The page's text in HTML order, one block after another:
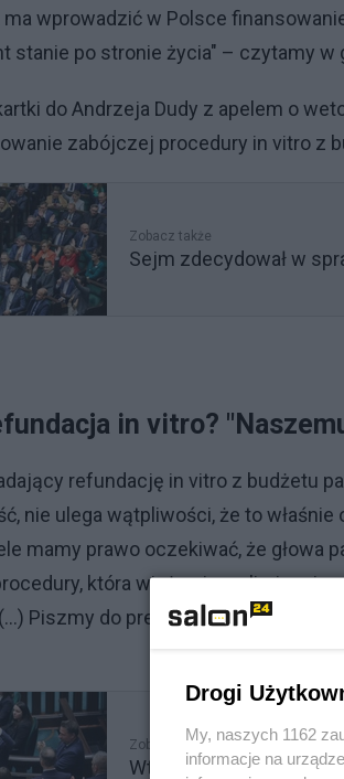
ma wprowadzić w Polsce
stanie po stronie życia" – czytamy w
do Andrzeja Dudy z apelem o
zabójczej procedury in vitro z
Zobacz także
Sejm zdecydował w
in vitro?
refundację in vitro z budżetu
nie ulega wątpliwości, że to
mamy prawo oczekiwać, że głowa
która wiąże się z
Piszmy do prezydenta Andrzeja
Zobacz także
Wtorek w Sejmie.
Drogi
My, naszych 1162
informacje na